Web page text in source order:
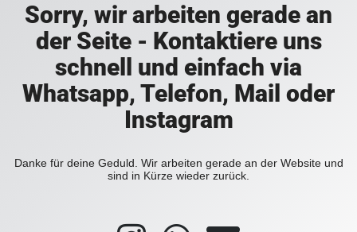
Sorry, wir arbeiten gerade an
der Seite - Kontaktiere uns
schnell und einfach via
Whatsapp, Telefon, Mail oder
Instagram
Danke für deine Geduld. Wir arbeiten gerade an der Website und
sind in Kürze wieder zurück.